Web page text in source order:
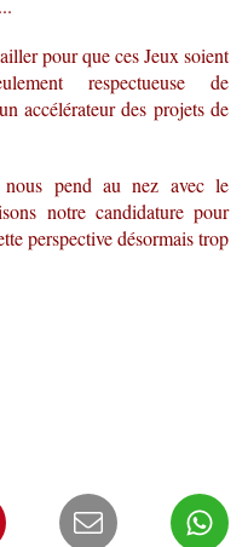
pour que ces Jeux soient
respectueuse de
accélérateur des projets de
pend au nez avec le
notre candidature pour
perspective désormais trop